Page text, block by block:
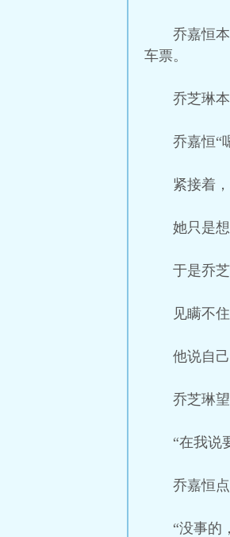
乔嘉恒
车票。
乔芝琳
乔嘉恒“
紧接着
她只是
于是乔
见瞒不
他说自
乔芝琳
“在我说
乔嘉恒
“没事的